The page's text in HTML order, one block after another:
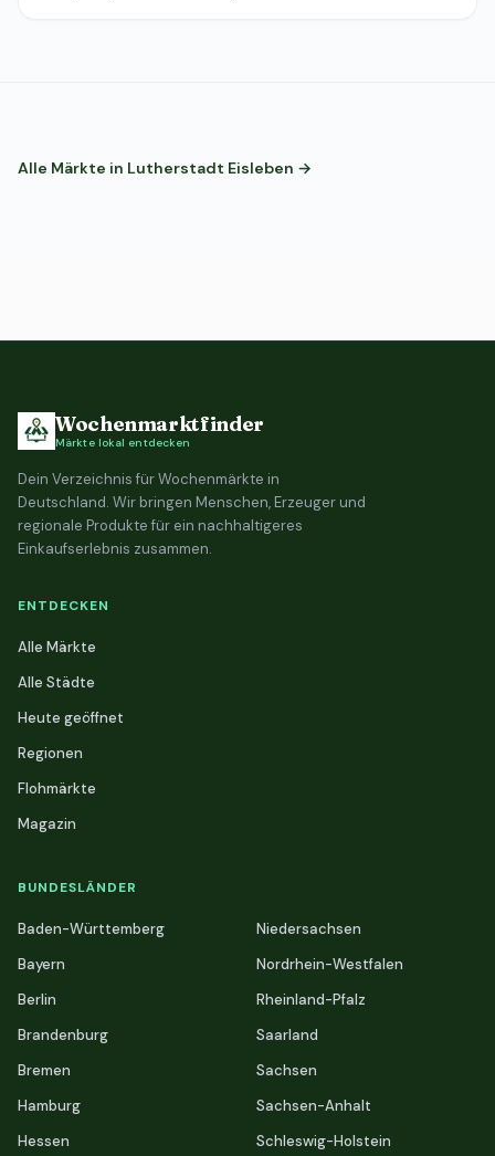
Alle Märkte in Lutherstadt Eisleben →
Wochenmarktfinder
Märkte lokal entdecken
Dein Verzeichnis für Wochenmärkte in
Deutschland. Wir bringen Menschen, Erzeuger und
regionale Produkte für ein nachhaltigeres
Einkaufserlebnis zusammen.
ENTDECKEN
Alle Märkte
Alle Städte
Heute geöffnet
Regionen
Flohmärkte
Magazin
BUNDESLÄNDER
Baden-Württemberg
Bayern
Berlin
Brandenburg
Bremen
Hamburg
Hessen
Niedersachsen
Nordrhein-Westfalen
Rheinland-Pfalz
Saarland
Sachsen
Sachsen-Anhalt
Schleswig-Holstein